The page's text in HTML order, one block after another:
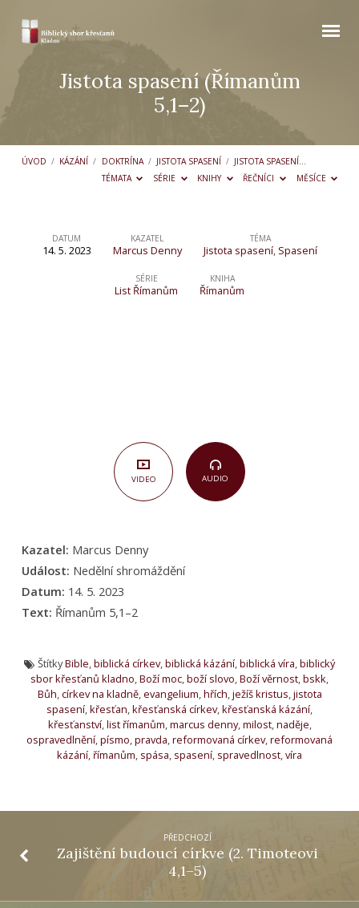
Jistota spasení (Římanům
5,1–2)
ÚVOD / KÁZÁNÍ / DOKTRÍNA / JISTOTA SPASENÍ / JISTOTA SPASENÍ…
TÉMATA
SÉRIE KNIHY ŘEČNÍCI MĚSÍCE
Jistota
DATUM
14. 5. 2023
KAZATEL
Marcus Denny
TÉMA
Jistota spasení, Spasení
SÉRIE
List Římanům
KNIHA
Římanům
VIDEO AUDIO
Kazatel: Marcus Denny
Událost: Nedělní shromáždění
Datum: 14. 5. 2023
Text: Římanům 5,1–2
ŠtítkyBible,biblická církev,biblická kázání,biblická víra,biblický
sbor křesťanů kladno,Boží moc,boží slovo,Boží věrnost,bskk,
Bůh,církev na kladně,evangelium,hřích,ježíš kristus,jistota
spasení,křesťan,křesťanská církev,křesťanská kázání,
křesťanství,list římanům,marcus denny,milost,naděje,
ospravedlnění,písmo,pravda,reformovaná církev,reformovaná
kázání, římanům, spása, spasení, spravedlnost,víra
PŘEDCHOZÍ
Zajištění budoucí církve (2. Timoteovi
4,1–5)